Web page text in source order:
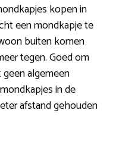
kopen in
een mondkapje te
buiten komen
tegen. Goed om
algemeen
in de
afstand gehouden